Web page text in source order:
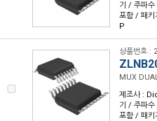
기 / 주파
포함 / 패
P
상품번호 :
MUX
제조사 :
기 / 주파
포함 / 패